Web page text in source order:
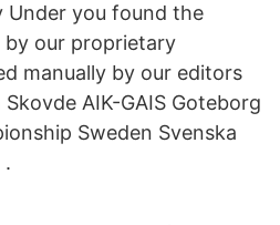
Under you found the
our proprietary
manually by our editors
AIK-GAIS Goteborg
Sweden Svenska
.